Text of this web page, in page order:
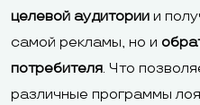
целевой аудитории и
самой рекламы, но и
потребителя. Что
различные программы